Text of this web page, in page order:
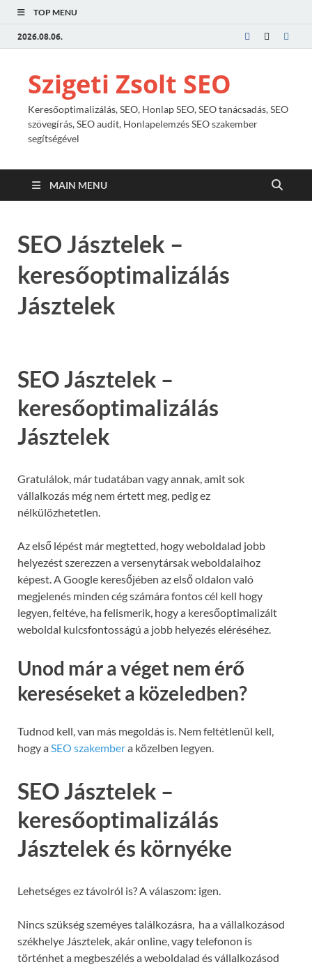
TOP MENU
2026.08.06.
Szigeti Zsolt SEO
Keresőoptimalizálás, SEO, Honlap SEO, SEO tanácsadás, SEO
szövegírás, SEO audit, Honlapelemzés SEO szakember
segítségével
MAIN MENU
SEO Jásztelek –
keresőoptimalizálás
Jásztelek
SEO Jásztelek –
keresőoptimalizálás
Jásztelek
Gratulálok, már tudatában vagy annak, amit sok
vállalkozás még nem értett meg, pedig ez
nélkülözhetetlen.
Az első lépést már megtetted, hogy weboldalad jobb
helyezést szerezzen a versenytársak weboldalaihoz
képest. A Google keresőjében az első oldalon való
megjelenés minden cég számára fontos cél kell hogy
legyen, feltéve, ha felismerik, hogy a keresőoptimalizált
weboldal kulcsfontosságú a jobb helyezés eléréséhez.
Unod már a véget nem érő
kereséseket a közeledben?
Tudnod kell, van más megoldás is. Nem feltétlenül kell,
hogy aSEO szakembera közelben legyen.
SEO Jásztelek –
keresőoptimalizálás
Jásztelek és környéke
Lehetséges ez távolról is? A válaszom: igen.
Nincs szükség szeméyes találkozásra, ha a vállalkozásod
székhelye Jásztelek, akár online, vagy telefonon is
történhet a megbeszélés a weboldalad és vállalkozásod